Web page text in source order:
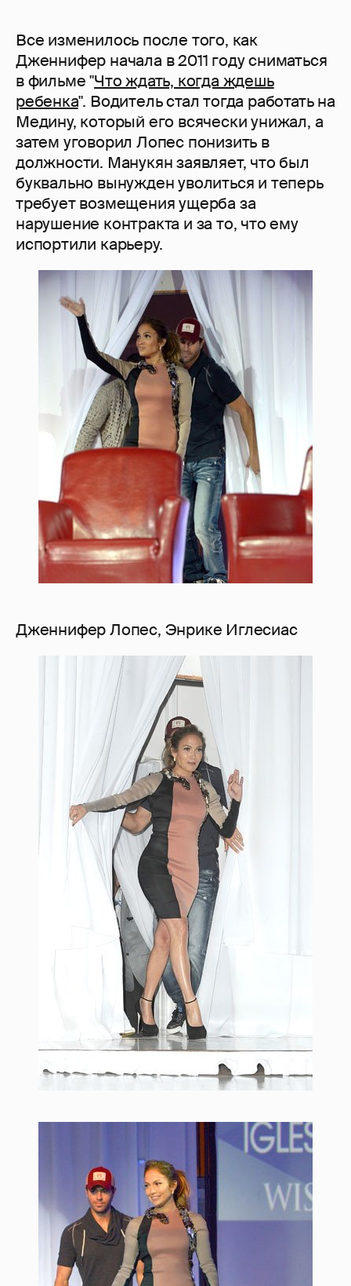
Все изменилось после того, как
Дженнифер начала в 2011 году сниматься
в фильме "Что ждать, когда ждешь
ребенка". Водитель стал тогда работать на
Медину, который его всячески унижал, а
затем уговорил Лопес понизить в
должности. Манукян заявляет, что был
буквально вынужден уволиться и теперь
требует возмещения ущерба за
нарушение контракта и за то, что ему
испортили карьеру.
Дженнифер Лопес, Энрике Иглесиас